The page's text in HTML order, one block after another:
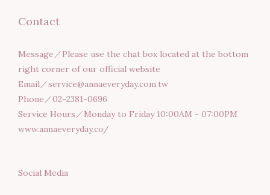
Contact
Message／Please use the chat box located at the bottom
right corner of our official website
Email／service@annaeveryday.com.tw
Phone／02-2381-0696
Service Hours／Monday to Friday 10:00AM - 07:00PM
www.annaeveryday.co/
Social Media